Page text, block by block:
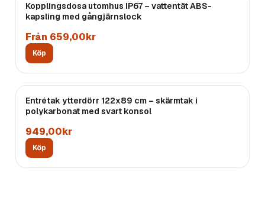
Kopplingsdosa utomhus IP67 – vattentät ABS-
kapsling med gångjärnslock
Från 659,00kr
Köp
Entrétak ytterdörr 122x89 cm – skärmtak i
polykarbonat med svart konsol
949,00kr
Köp